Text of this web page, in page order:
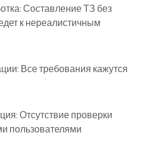
: Составление ТЗ без
к нереалистичным
: Все требования кажутся
: Отсутствие проверки
пользователями